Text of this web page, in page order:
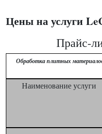
Цены на услуги
Прайс-
Обработка плитных